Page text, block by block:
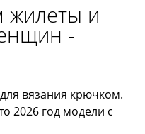
жилеты и
-
вязания крючком.
2026 год модели с